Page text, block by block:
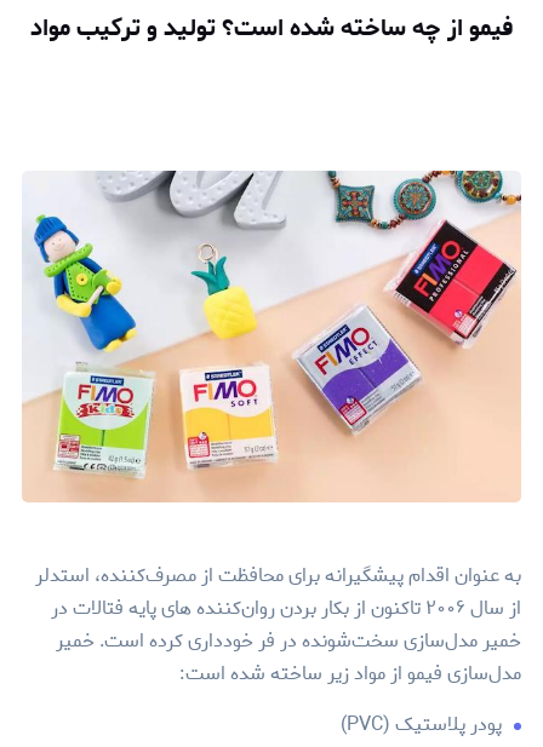
فیمو از چه ساخته شده است؟ تولید و ترکیب مواد
به عنوان اقدام پیشگیرانه برای محافظت از مصرف‌کننده، استدلر
از سال ۲۰۰۶ تاکنون از بکار بردن روان‌کننده های پایه فتالات در
خمیر مدل‌سازی سخت‌شونده در فر خودداری کرده است. خمیر
مدل‌سازی فیمو از مواد زیر ساخته شده است:
پودر پلاستیک (PVC)